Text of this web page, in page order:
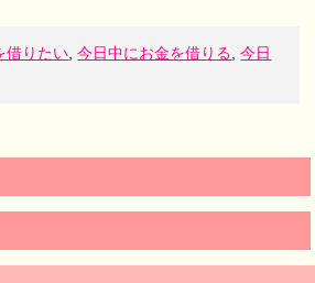
借りたい,今日中にお金を借りる,今日